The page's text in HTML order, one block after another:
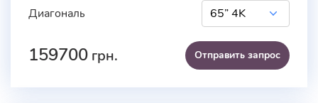
Диагональ
159700 грн. Отправить запроc